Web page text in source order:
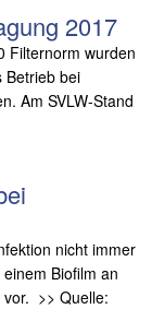
2017
Filternorm wurden
Betrieb bei
Am SVLW-Stand
nicht immer
Biofilm an
>> Quelle: